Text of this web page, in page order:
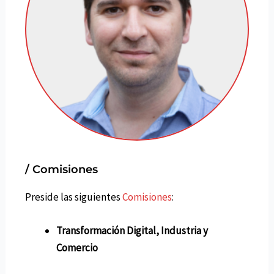
/ Comisiones
Preside las siguientesComisiones:
Transformación Digital, Industria y
Comercio